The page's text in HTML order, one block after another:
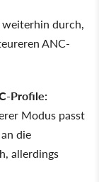
weiterhin durch,
ANC-
Profile:
Modus passt
die
allerdings